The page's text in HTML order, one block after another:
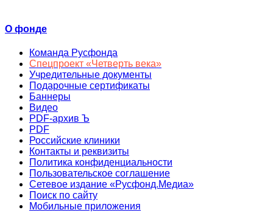
О фонде
Команда Русфонда
Спецпроект «Четверть века»
Учредительные документы
Подарочные сертификаты
Баннеры
Видео
PDF-архив Ъ
PDF
Российские клиники
Контакты и реквизиты
Политика конфиденциальности
Пользовательское соглашение
Сетевое издание «Русфонд.Медиа»
Поиск по сайту
Мобильные приложения